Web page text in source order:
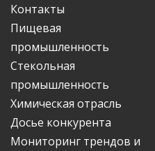
Контакты
Пищевая
промышленность
Стекольная
промышленность
Химическая отрасль
Досье конкурента
Мониторинг трендов и